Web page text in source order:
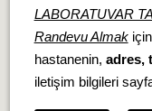
LABORATUVAR
Randevu Almakiçin
hastanenin, adres,
iletişim bilgileri